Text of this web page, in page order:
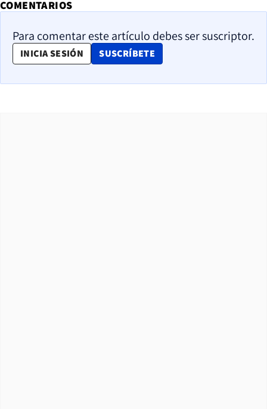
COMENTARIOS
Para comentar este artículo debes ser suscriptor.
INICIA SESIÓN SUSCRÍBETE
OPENS IN NEW WINDOW